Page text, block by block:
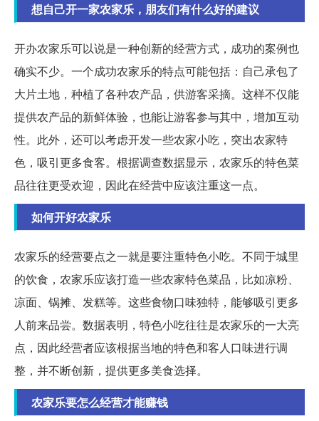
想自己开一家农家乐，朋友们有什么好的建议
开办农家乐可以说是一种创新的经营方式，成功的案例也
确实不少。一个成功农家乐的特点可能包括：自己承包了
大片土地，种植了各种农产品，供游客采摘。这样不仅能
提供农产品的新鲜体验，也能让游客参与其中，增加互动
性。此外，还可以考虑开发一些农家小吃，突出农家特
色，吸引更多食客。根据调查数据显示，农家乐的特色菜
品往往更受欢迎，因此在经营中应该注重这一点。
如何开好农家乐
农家乐的经营要点之一就是要注重特色小吃。不同于城里
的饮食，农家乐应该打造一些农家特色菜品，比如凉粉、
凉面、锅摊、发糕等。这些食物口味独特，能够吸引更多
人前来品尝。数据表明，特色小吃往往是农家乐的一大亮
点，因此经营者应该根据当地的特色和客人口味进行调
整，并不断创新，提供更多美食选择。
农家乐要怎么经营才能赚钱